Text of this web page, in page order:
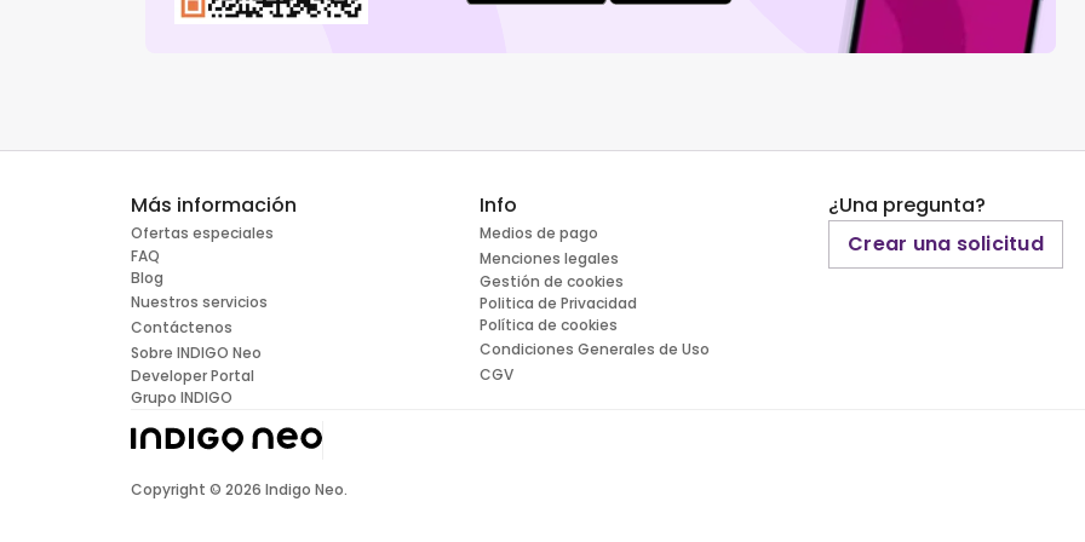
Más información
Ofertas especiales
FAQ
Blog
Nuestros servicios
Contáctenos
Sobre INDIGO Neo
Developer Portal
Grupo INDIGO
Info
Medios de pago
Menciones legales
Gestión de cookies
Politica de Privacidad
Política de cookies
Condiciones Generales de Uso
CGV
¿Una pregunta?
Crear una solicitud
Copyright © 2026 Indigo Neo.